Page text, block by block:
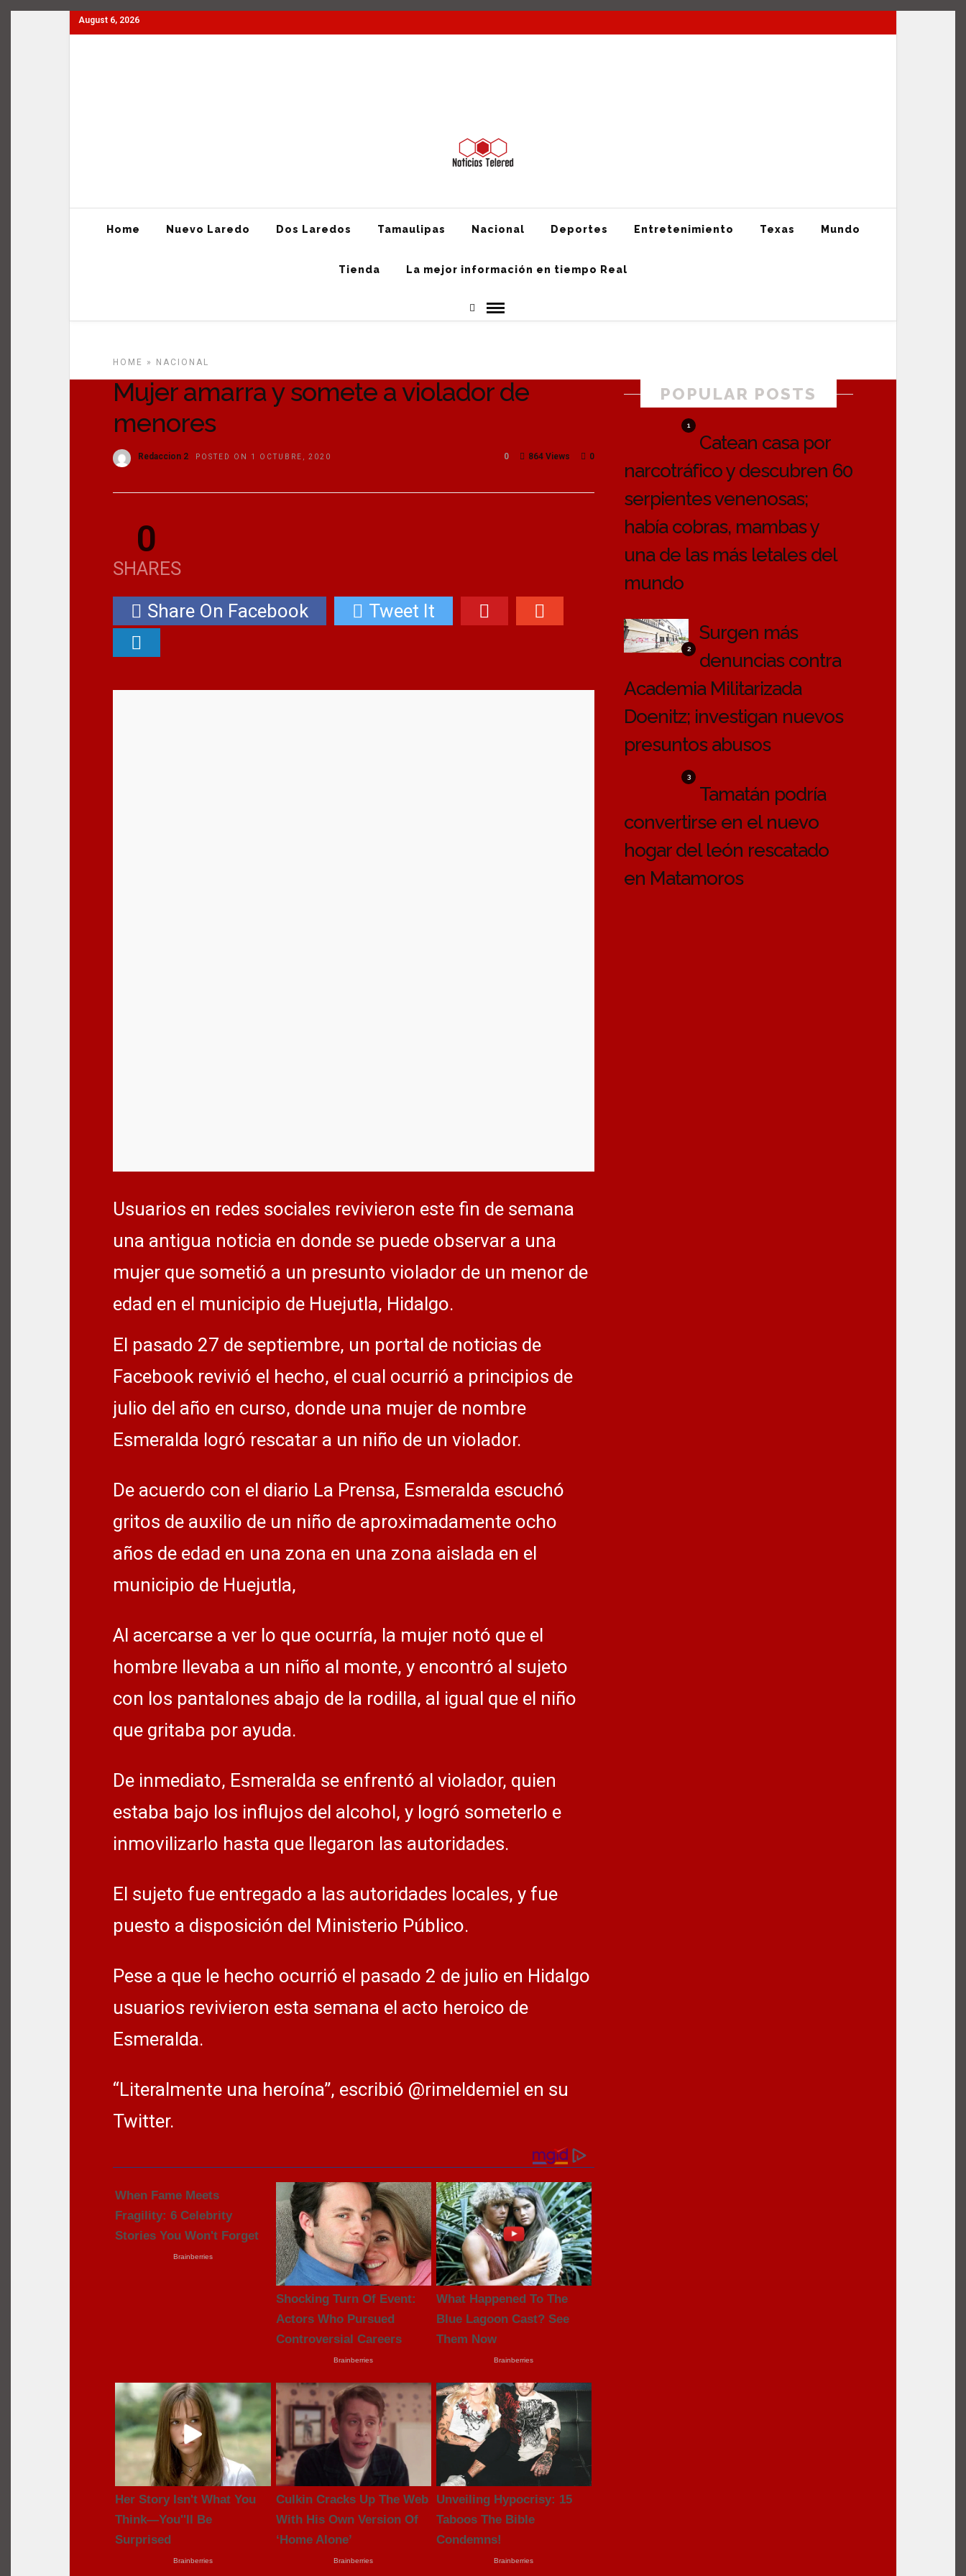
August 6, 2026
Home Nuevo Laredo Dos Laredos Tamaulipas Nacional Deportes Entretenimiento Texas Mundo
Tienda La mejor información en tiempo Real
HOME » NACIONAL
Mujer amarra y somete a violador de
menores
Redaccion 2 POSTED ON 1 OCTUBRE, 2020 0
864 Views
0
0
SHARES
Share On Facebook
Tweet It
Usuarios en redes sociales revivieron este fin de semana
una antigua noticia en donde se puede observar a una
mujer que sometió a un presunto violador de un menor de
edad en el municipio de Huejutla, Hidalgo.
El pasado 27 de septiembre, un portal de noticias de
Facebook revivió el hecho, el cual ocurrió a principios de
julio del año en curso, donde una mujer de nombre
Esmeralda logró rescatar a un niño de un violador.
De acuerdo con el diario La Prensa, Esmeralda escuchó
gritos de auxilio de un niño de aproximadamente ocho
años de edad en una zona en una zona aislada en el
municipio de Huejutla,
Al acercarse a ver lo que ocurría, la mujer notó que el
hombre llevaba a un niño al monte, y encontró al sujeto
con los pantalones abajo de la rodilla, al igual que el niño
que gritaba por ayuda.
De inmediato, Esmeralda se enfrentó al violador, quien
estaba bajo los influjos del alcohol, y logró someterlo e
inmovilizarlo hasta que llegaron las autoridades.
El sujeto fue entregado a las autoridades locales, y fue
puesto a disposición del Ministerio Público.
Pese a que le hecho ocurrió el pasado 2 de julio en Hidalgo
usuarios revivieron esta semana el acto heroico de
Esmeralda.
“Literalmente una heroína”, escribió @rimeldemiel en su
Twitter.
POPULAR POSTS
1
Catean casa por
narcotráfico y descubren 60
serpientes venenosas;
había cobras, mambas y
una de las más letales del
mundo
2
Surgen más
denuncias contra
Academia Militarizada
Doenitz; investigan nuevos
presuntos abusos
3
Tamatán podría
convertirse en el nuevo
hogar del león rescatado
en Matamoros